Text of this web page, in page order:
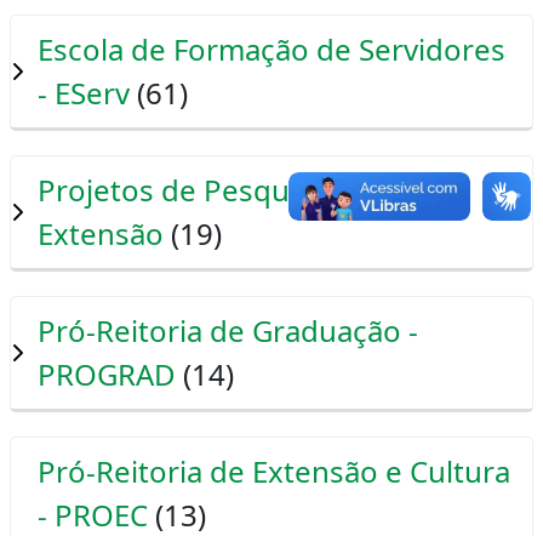
Escola de Formação de Servidores
- EServ (61)
Projetos de Pesquisa, Ensino e
Extensão (19)
Pró-Reitoria de Graduação -
PROGRAD (14)
Pró-Reitoria de Extensão e Cultura
- PROEC (13)